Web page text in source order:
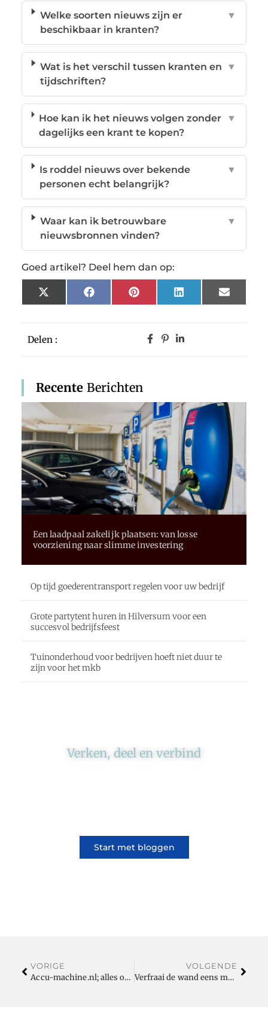
Delen :
Recente Berichten
Een laadpaal zakelijk plaatsen: van losse
voorziening naar slimme investering
Op tijd goederentransport regelen voor uw bedrijf
Grote partytent huren in Hilversum voor een
succesvol bedrijfsfeest
Tuinonderhoud voor bedrijven hoeft niet duur te
zijn voor het mkb
Verken, deel en verbind
Start met bloggen
Welke soorten nieuws zijn er
beschikbaar in kranten?
▼
Wat is het verschil tussen kranten en
tijdschriften?
▼
Hoe kan ik het nieuws volgen zonder
dagelijks een krant te kopen?
▼
Is roddel nieuws over bekende
personen echt belangrijk?
▼
Waar kan ik betrouwbare
nieuwsbronnen vinden?
▼
Goed artikel? Deel hem dan op:
X
(Twitter)
FacebookPinterestLinkedInEmail
VORIGE
Accu-machine.nl; alles op het gebied van laden
VOLGENDE
Verfraai de wand eens met de Kunsthaag Jungle Wandmat